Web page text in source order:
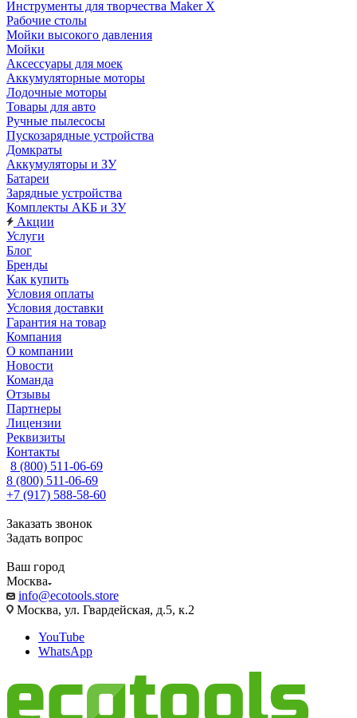
Инструменты для творчества Maker X
Рабочие столы
Мойки высокого давления
Мойки
Аксессуары для моек
Аккумуляторные моторы
Лодочные моторы
Товары для авто
Ручные пылесосы
Пускозарядные устройства
Домкраты
Аккумуляторы и ЗУ
Батареи
Зарядные устройства
Комплекты АКБ и ЗУ
Акции
Услуги
Блог
Бренды
Как купить
Условия оплаты
Условия доставки
Гарантия на товар
Компания
О компании
Новости
Команда
Отзывы
Партнеры
Лицензии
Реквизиты
Контакты
8 (800) 511-06-69
8 (800) 511-06-69
+7 (917) 588-58-60
Заказать звонок
Задать вопрос
Ваш город
Москва
info@ecotools.store
Москва, ул. Гвардейская, д.5, к.2
YouTube
WhatsApp